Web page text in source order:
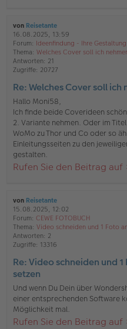
von Reisetante
16.08.2025, 13:59
Forum: Ideenfindung - Ihre
Thema: Welches Cover soll ich
Antworten: 21
Zugriffe: 20727
Re: Welches Cover soll ich
Hallo Moni58,
Ich finde beide Coverideen
2. Variante nehmen. Oder im
WoMo zu Thor und Co oder so
Einleitungsseiten zu den
gestalten.
Rufen Sie den Beitrag auf
von Reisetante
15.08.2025, 12:02
Forum: CEWE FOTOBUCH
Thema: Video schneiden und 1 Foto
Antworten: 2
Zugriffe: 13316
Re: Video schneiden und
setzen
Und wenn Du Dein über
einer entsprechenden Software
Möglichkeit mal.
Rufen Sie den Beitrag auf